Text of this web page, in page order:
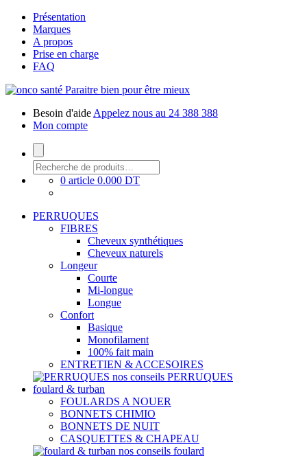
Présentation
Marques
A propos
Prise en charge
FAQ
Paraitre bien pour être mieux
Besoin d'aide Appelez nous au 24 388 388
Mon compte
0 article 0.000 DT
PERRUQUES
FIBRES
Cheveux synthétiques
Cheveux naturels
Longeur
Courte
Mi-longue
Longue
Confort
Basique
Monofilament
100% fait main
ENTRETIEN & ACCESOIRES
nos conseils PERRUQUES
foulard & turban
FOULARDS A NOUER
BONNETS CHIMIO
BONNETS DE NUIT
CASQUETTES & CHAPEAU
nos conseils foulard